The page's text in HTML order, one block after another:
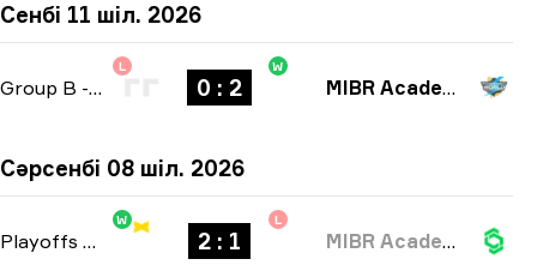
Сенбі 11 шіл. 2026
Group B - bo3
L
0 : 2
W
MIBR Academy
Сәрсенбі 08 шіл. 2026
Playoffs
W
2 : 1
L
MIBR Academy